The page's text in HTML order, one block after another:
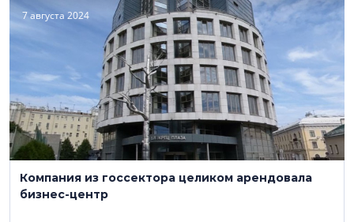
7 августа 2024
Компания из госсектора целиком арендовала
бизнес-центр